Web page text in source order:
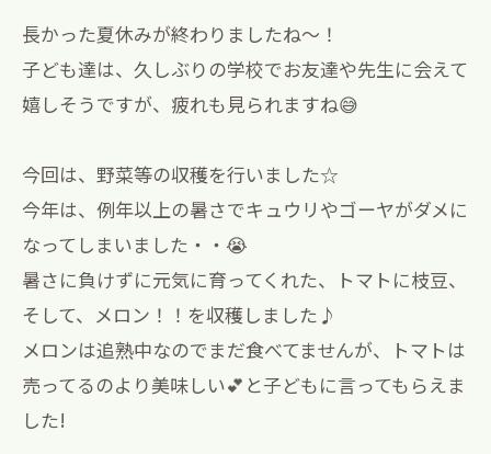
長かった夏休みが終わりましたね〜！
子ども達は、久しぶりの学校でお友達や先生に会えて
嬉しそうですが、疲れも見られますね😅
今回は、野菜等の収穫を行いました☆
今年は、例年以上の暑さでキュウリやゴーヤがダメに
なってしまいました・・😭
暑さに負けずに元気に育ってくれた、トマトに枝豆、
そして、メロン！！を収穫しました♪
メロンは追熟中なのでまだ食べてませんが、トマトは
売ってるのより美味しい💕と子どもに言ってもらえま
した!